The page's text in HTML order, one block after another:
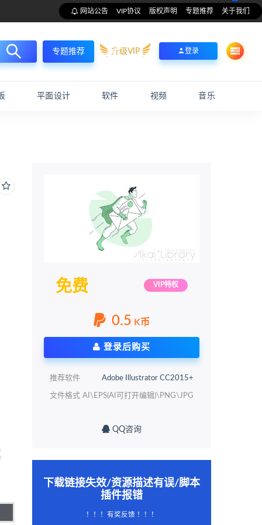
网站公告 VIP协议 版权声明 专题推荐 关于我们
专题推荐 升级VIP 登录
平面设计 软件 视频 音乐
免费 VIP特权
0.5 K币
登录后购买
推荐软件 Adobe Illustrator CC2015+
文件格式 AI\EPS(AI可打开编辑)\PNG\JPG
QQ咨询
下载链接失效/资源描述有误/脚本
插件报错
！！！有奖反馈 ！！！